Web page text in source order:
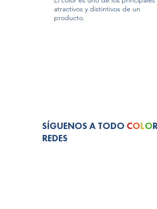
atractivos y distintivos de un
producto.
​SÍGUENOS A TODO COLO
REDES